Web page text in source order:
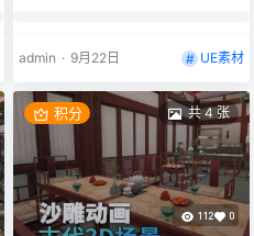
admin · 9月22日 UE素材
共 4 张
积分
112 0